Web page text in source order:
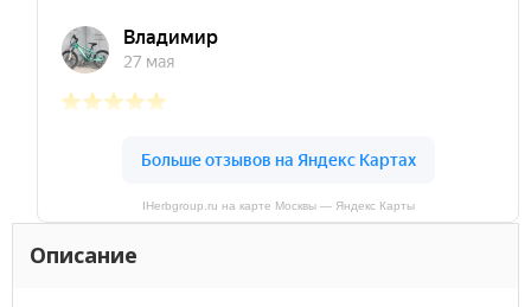
IHerbgroup.ru на карте Москвы — Яндекс Карты
Описание